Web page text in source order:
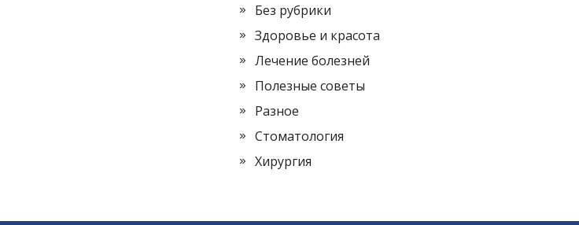
Без рубрики
Здоровье и красота
Лечение болезней
Полезные советы
Разное
Стоматология
Хирургия